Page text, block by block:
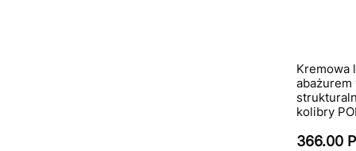
Kremowa
abażurem
kolibry
366.00